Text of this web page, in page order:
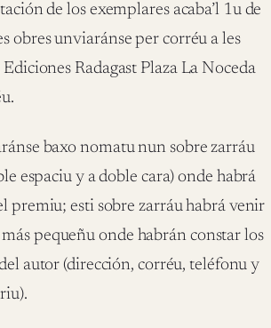
de los exemplares acaba’l 1u de
obres unviaránse per corréu a les
Ediciones Radagast Plaza La Noceda
baxo nomatu nun sobre zarráu
espaciu y a doble cara) onde habrá
premiu; esti sobre zarráu habrá venir
pequeñu onde habrán constar los
autor (dirección, corréu, teléfonu y